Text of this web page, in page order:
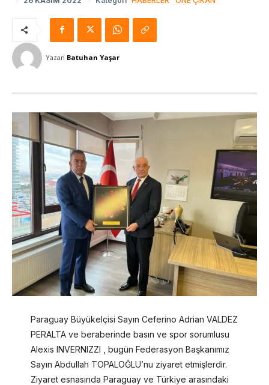
Yazan Batuhan Yaşar
Paraguay Büyükelçisi Sayın Ceferino Adrian VALDEZ
PERALTA ve beraberinde basın ve spor sorumlusu
Alexis INVERNIZZI , bugün Federasyon Başkanımız
Sayın Abdullah TOPALOĞLU’nu ziyaret etmişlerdir.
Ziyaret esnasında Paraguay ve Türkiye arasındaki